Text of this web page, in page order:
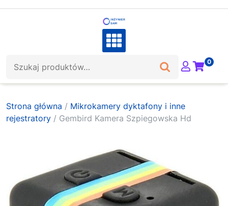
0
Strona główna / Mikrokamery dyktafony i inne
rejestratory / Gembird Kamera Szpiegowska Hd